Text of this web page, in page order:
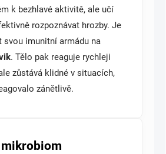
k bezhlavé aktivitě, ale učí
rozpoznávat hrozby. Je
imunitní armádu na
. Tělo pak reaguje rychleji
zůstává klidné v situacích,
zánětlivě.